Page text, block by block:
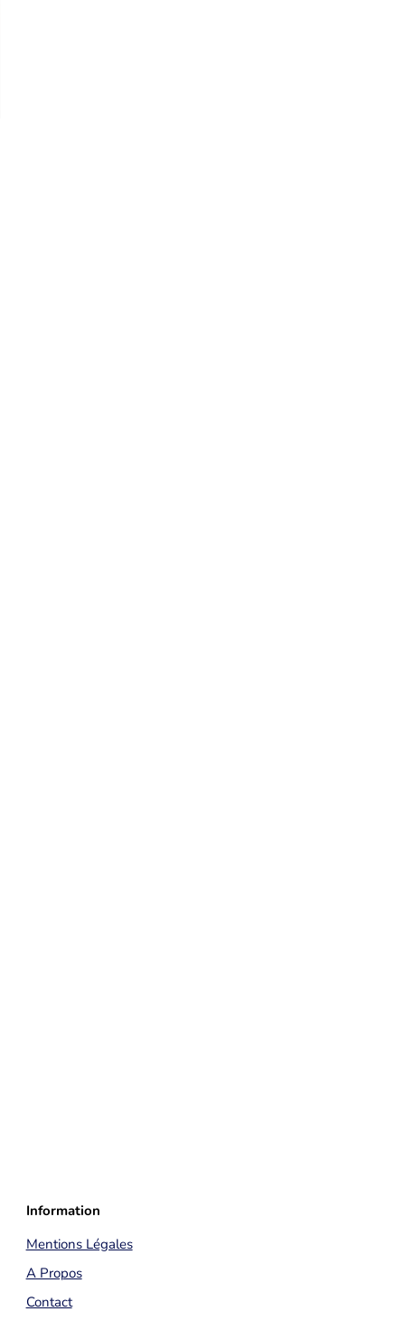
Information
Mentions Légales
A Propos
Contact